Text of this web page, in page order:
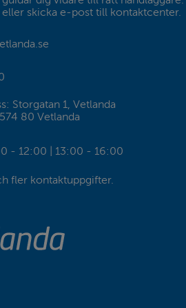
eller skicka e-post till kontaktcenter.
Storgatan 1, Vetlanda
80 Vetlanda
- 12:00 | 13:00 - 16:00
fler kontaktuppgifter.